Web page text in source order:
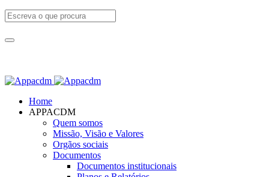
Home
APPACDM
Quem somos
Missão, Visão e Valores
Orgãos sociais
Documentos
Documentos institucionais